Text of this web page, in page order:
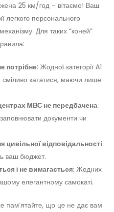
25 км/год – вітаємо! Ваш
легкого персонального
Для таких “коней”
потрібне: Жодної категорії A1
кататися, маючи лише
МВС не передбачена:
документи чи
цивільної відповідальності
ваш бюджет.
і не вимагається: Жодних
елегантному самокаті.
пам’ятайте, що це не дає вам